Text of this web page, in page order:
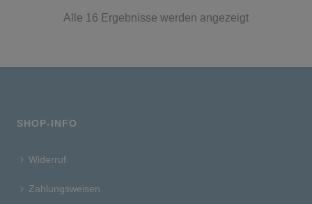
Alle 16 Ergebnisse werden angezeigt
SHOP-INFO
Widerruf
Zahlungsweisen